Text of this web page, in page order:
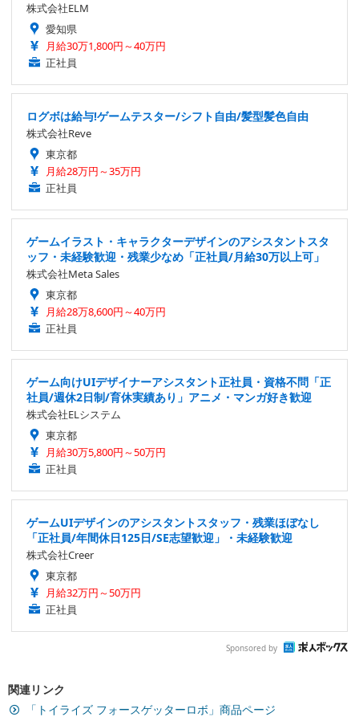
株式会社ELM
愛知県
月給30万1,800円～40万円
正社員
ログボは給与!ゲームテスター/シフト自由/髪型髪色自由
株式会社Reve
東京都
月給28万円～35万円
正社員
ゲームイラスト・キャラクターデザインのアシスタントスタ
ッフ・未経験歓迎・残業少なめ「正社員/月給30万以上可」
株式会社Meta Sales
東京都
月給28万8,600円～40万円
正社員
ゲーム向けUIデザイナーアシスタント正社員・資格不問「正
社員/週休2日制/育休実績あり」アニメ・マンガ好き歓迎
株式会社ELシステム
東京都
月給30万5,800円～50万円
正社員
ゲームUIデザインのアシスタントスタッフ・残業ほぼなし
「正社員/年間休日125日/SE志望歓迎」・未経験歓迎
株式会社Creer
東京都
月給32万円～50万円
正社員
Sponsored by
関連リンク
「トイライズ フォースゲッターロボ」商品ページ